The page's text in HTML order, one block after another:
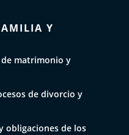
Y
matrimonio y
de divorcio y
obligaciones de los